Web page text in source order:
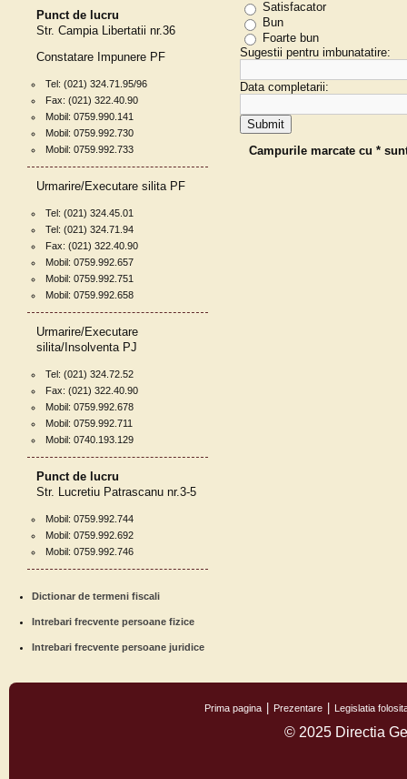
Punct de lucru
Str. Campia Libertatii nr.36
Constatare Impunere PF
Tel: (021) 324.71.95/96
Fax: (021) 322.40.90
Mobil: 0759.990.141
Mobil: 0759.992.730
Mobil: 0759.992.733
Urmarire/Executare silita PF
Tel: (021) 324.45.01
Tel: (021) 324.71.94
Fax: (021) 322.40.90
Mobil: 0759.992.657
Mobil: 0759.992.751
Mobil: 0759.992.658
Urmarire/Executare
silita/Insolventa PJ
Tel: (021) 324.72.52
Fax: (021) 322.40.90
Mobil: 0759.992.678
Mobil: 0759.992.711
Mobil: 0740.193.129
Punct de lucru
Str. Lucretiu Patrascanu nr.3-5
Mobil: 0759.992.744
Mobil: 0759.992.692
Mobil: 0759.992.746
Dictionar de termeni fiscali
Intrebari frecvente persoane fizice
Intrebari frecvente persoane juridice
Satisfacator
Bun
Foarte bun
Sugestii pentru imbunatatire:
Data completarii:
Campurile marcate cu *
Prima pagina Prezentare Legislatia
© 2025 Directia